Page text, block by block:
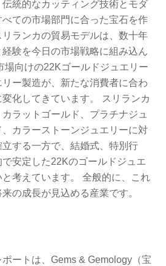
統的なカッティング技術とモダ
ての市場部門に合った宝石を作
ランカの貿易モデルは、数十年
験を今日の市場戦略に組み込ん
場向けの22Kゴールドジュエリー
ー製造が、新たな消費者に合わ
化してきています。 スリランカ
ラットゴールド、プラチナジュ
カラーストーンジュエリーに対
する一方で、結婚式、特別行
安定した22Kのゴールドジュエ
考えています。 全般的に、これ
の成長が見込める産業です。
ートは、Gems & Gemology（宝